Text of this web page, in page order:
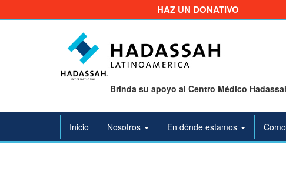
HAZ UN DONATIVO
Brinda su apoyo al Centro Médico
Inicio Nosotros En dónde estamos